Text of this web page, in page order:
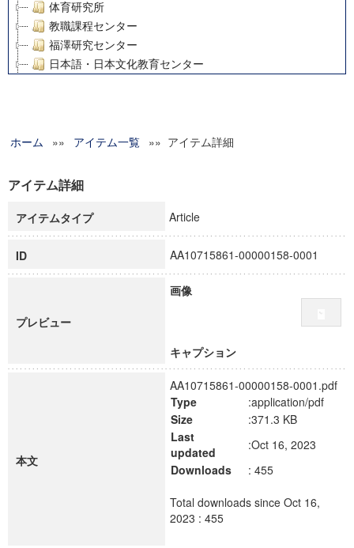
体育研究所
教職課程センター
福澤研究センター
日本語・日本文化教育センター
グローバルリサーチインスティテュート
科学研究費補助金研究成果報告書
慶應義塾大学グローバルCOEプログラム市民社会ガバナンス
慶應義塾大学グローバルCOEプログラム論理と感性の先端的
博士課程教育リーディングプログラム「超成熟社会発展のサ
学術雑誌掲載論文等(8)
ホーム »» アイテム一覧 »» アイテム詳細
アイテム詳細
アイテムタイプ Article
ID AA10715861-00000158-0001
プレビュー
画像
キャプション
本文
AA10715861-00000158-0001.pdf
Type
:application/pdf
Size
:371.3 KB
Last
updated
:Oct 16, 2023
Downloads
: 455
Total downloads since Oct 16,
2023 : 455